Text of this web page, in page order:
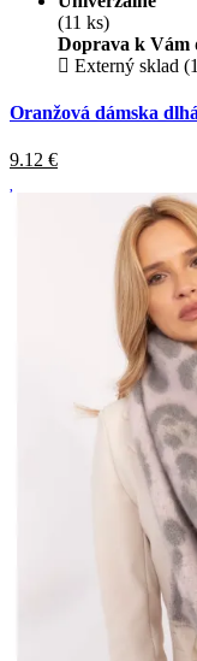
(11 ks)
Doprava k Vám
Externý sklad
Oranžová dámska
9.12 €